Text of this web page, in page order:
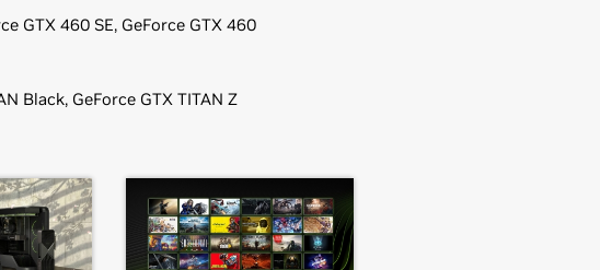
GTX 460 SE, GeForce GTX 460
Black, GeForce GTX TITAN Z